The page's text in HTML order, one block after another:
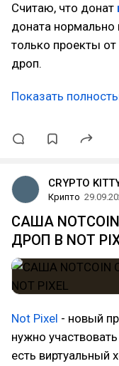
Считаю, что донат
доната
только проекты
дроп.
Показать
CRYPTO
Крипто
САША
ДРОП В NOT
Not Pixel - новый
нужно
есть виртуальный